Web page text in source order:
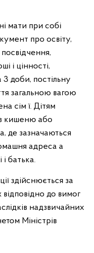
мати при собі
про освіту,
і цінності,
доби, постільну
загальною вагою
сім ї. Дітям
в кишеню або
де зазначаються
адреса а
і батька.
здійснюється за
до вимог
надзвичайних
Міністрів